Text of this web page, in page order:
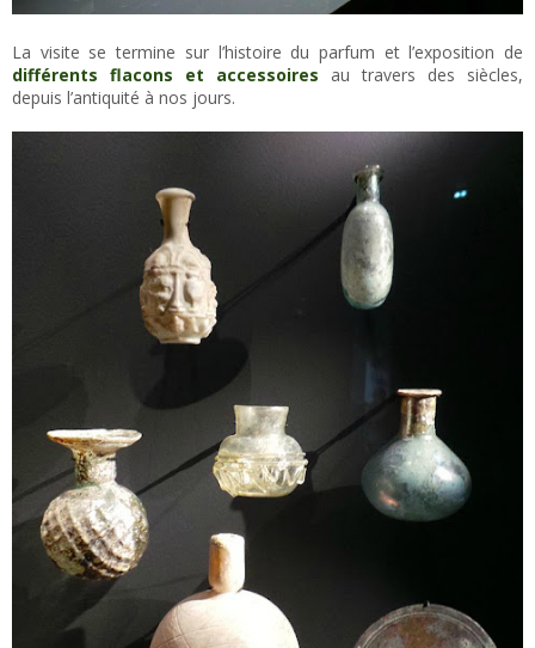
La visite se termine sur l’histoire du parfum et l’exposition de
différents flacons et accessoires au travers des siècles,
depuis l’antiquité à nos jours.